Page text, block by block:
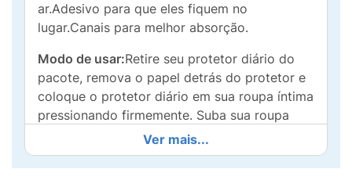
ar.Adesivo para que eles fiquem no
lugar.Canais para melhor absorção.
Modo de usar:Retire seu protetor diário do
pacote, remova o papel detrás do protetor e
coloque o protetor diário em sua roupa íntima
pressionando firmemente. Suba sua roupa
Precauções:Manter fora do alcance das
Ver mais...